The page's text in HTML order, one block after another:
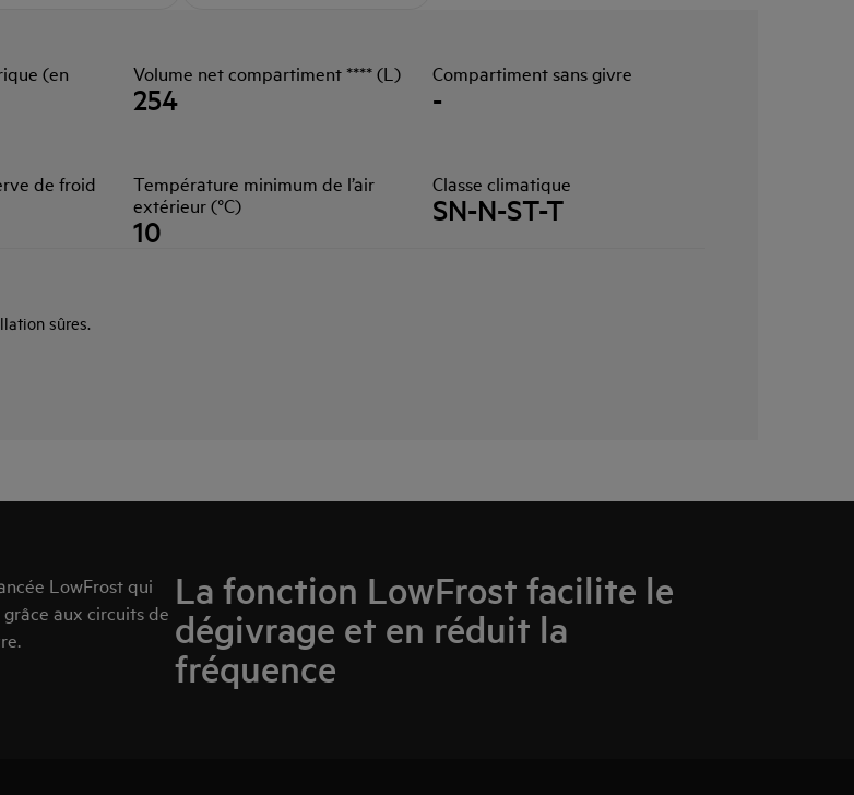
(en
Volume net compartiment **** (L)
254
Compartiment sans givre
-
de froid
Température minimum de l’air
extérieur (°C)
10
Classe climatique
SN-N-ST-T
sûres.
La fonction LowFrost facilite le
dégivrage et en réduit la
fréquence
LowFrost qui
aux circuits de